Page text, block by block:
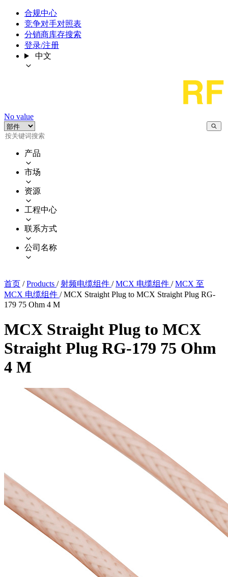
合规中心
竞争对手对照表
分销商库存搜索
登录/注册
中文
No value
产品
市场
资源
工程中心
联系方式
公司名称
首页 / Products / 射频电缆组件 / MCX 电缆组件 / MCX 至
MCX 电缆组件 / MCX Straight Plug to MCX Straight Plug RG-
179 75 Ohm 4 M
MCX Straight Plug to MCX
Straight Plug RG-179 75 Ohm
4 M